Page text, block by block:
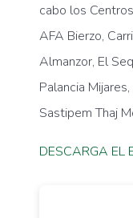
cabo los
AFA Bierzo,
Almanzor, El
Palancia
Sastipem Thaj
DESCARGA EL